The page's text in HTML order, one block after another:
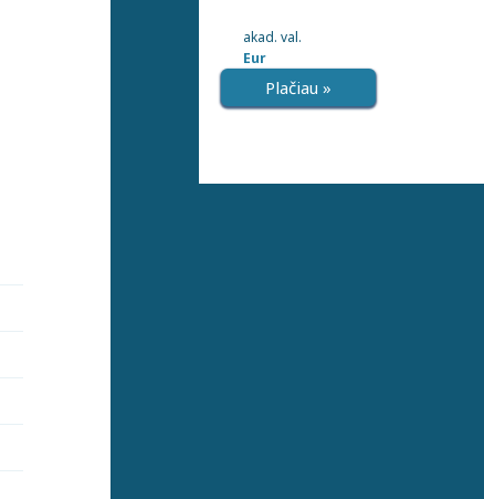
akad. val.
Eur
Plačiau »